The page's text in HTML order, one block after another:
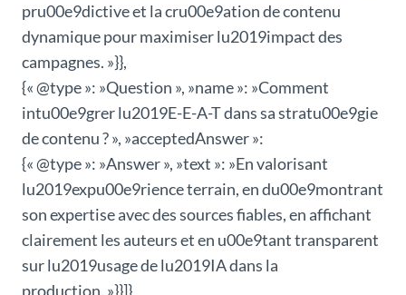
pru00e9dictive et la cru00e9ation de contenu
dynamique pour maximiser lu2019impact des
campagnes. »}},
{« @type »: »Question », »name »: »Comment
intu00e9grer lu2019E-E-A-T dans sa stratu00e9gie
de contenu ? », »acceptedAnswer »:
{« @type »: »Answer », »text »: »En valorisant
lu2019expu00e9rience terrain, en du00e9montrant
son expertise avec des sources fiables, en affichant
clairement les auteurs et en u00e9tant transparent
sur lu2019usage de lu2019IA dans la
production. »}}]}